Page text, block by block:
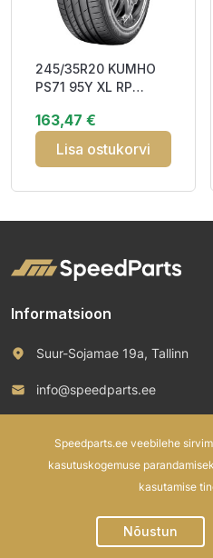
245/35R20 KUMHO
PS71 95Y XL RP
163,47 €
Lisa ostukorvi
Informatsioon
Suur-Sojamae 19a, Tallinn
info@speedparts.ee
Speedparts.ee veebilehe
kasutuskogemuse
kasutamise
Nõustun